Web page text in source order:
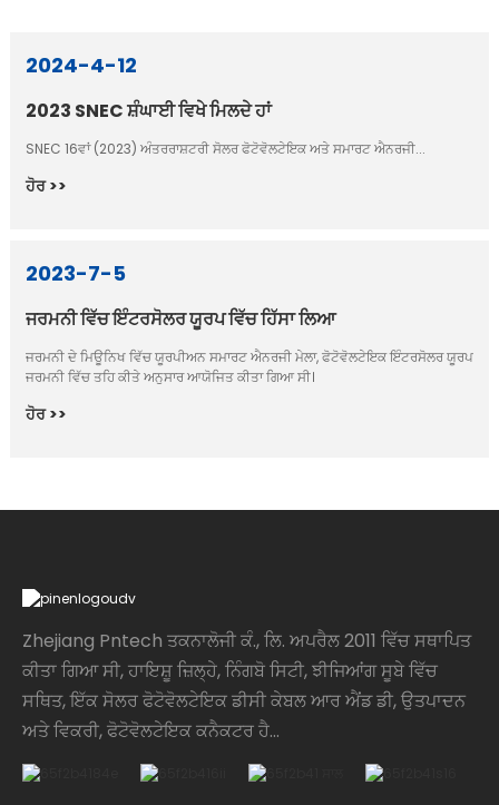
2024-4-12
2023 SNEC ਸ਼ੰਘਾਈ ਵਿਖੇ ਮਿਲਦੇ ਹਾਂ
SNEC 16ਵਾਂ (2023) ਅੰਤਰਰਾਸ਼ਟਰੀ ਸੋਲਰ ਫੋਟੋਵੋਲਟੇਇਕ ਅਤੇ ਸਮਾਰਟ ਐਨਰਜੀ...
ਹੋਰ >>
2023-7-5
ਜਰਮਨੀ ਵਿੱਚ ਇੰਟਰਸੋਲਰ ਯੂਰਪ ਵਿੱਚ ਹਿੱਸਾ ਲਿਆ
ਜਰਮਨੀ ਦੇ ਮਿਊਨਿਖ ਵਿੱਚ ਯੂਰਪੀਅਨ ਸਮਾਰਟ ਐਨਰਜੀ ਮੇਲਾ, ਫੋਟੋਵੋਲਟੇਇਕ ਇੰਟਰਸੋਲਰ ਯੂਰਪ
ਜਰਮਨੀ ਵਿੱਚ ਤਹਿ ਕੀਤੇ ਅਨੁਸਾਰ ਆਯੋਜਿਤ ਕੀਤਾ ਗਿਆ ਸੀ।
ਹੋਰ >>
Zhejiang Pntech ਤਕਨਾਲੋਜੀ ਕੰ., ਲਿ. ਅਪਰੈਲ 2011 ਵਿੱਚ ਸਥਾਪਿਤ
ਕੀਤਾ ਗਿਆ ਸੀ, ਹਾਇਸ਼ੂ ਜ਼ਿਲ੍ਹੇ, ਨਿੰਗਬੋ ਸਿਟੀ, ਝੀਜਿਆਂਗ ਸੂਬੇ ਵਿੱਚ
ਸਥਿਤ, ਇੱਕ ਸੋਲਰ ਫੋਟੋਵੋਲਟੇਇਕ ਡੀਸੀ ਕੇਬਲ ਆਰ ਐਂਡ ਡੀ, ਉਤਪਾਦਨ
ਅਤੇ ਵਿਕਰੀ, ਫੋਟੋਵੋਲਟੇਇਕ ਕਨੈਕਟਰ ਹੈ...